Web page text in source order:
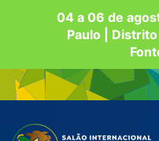
04 a 06 de
Paulo |